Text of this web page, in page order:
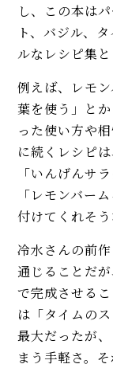
し、この本は
ト、バジル、
ルなレシピ集と
例えば、レモ
葉を使う」と
った使い方や
に続くレシピ
「いんげんサ
「レモンバー
付けてくれそう
冷水さんの前
通じることだ
で完成させる
は「タイムの
最大だったが
まう手軽さ。